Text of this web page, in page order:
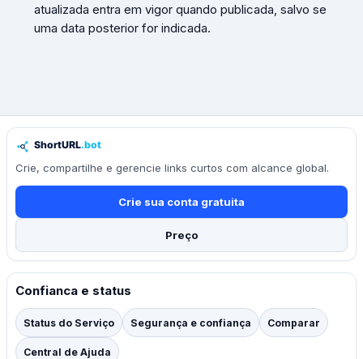
atualizada entra em vigor quando publicada, salvo se
uma data posterior for indicada.
Crie, compartilhe e gerencie links curtos com alcance global.
Crie sua conta gratuita
Preço
Confianca e status
Status do Serviço Segurança e confiança Comparar
Central de Ajuda